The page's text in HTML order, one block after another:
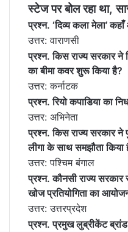
स्टेज पर बोल रहा था,
प्रश्न. ‘दिव्य कला मेला’
उत्तर: वाराणसी
प्रश्न. किस राज्य सरकार
का बीमा कवर शुरू किया है?
उत्तर: कर्नाटक
प्रश्न. रियो कपाडिया का
उत्तर: अभिनेता
प्रश्न. किस राज्य सरकार
लीगा के साथ समझौता किया
उत्तर: पश्चिम बंगाल
प्रश्न. कौनसी राज्य
खोज प्रतियोगिता का
उत्तर: उत्तरप्रदेश
प्रश्न. प्रमुख लुब्रीकेंट